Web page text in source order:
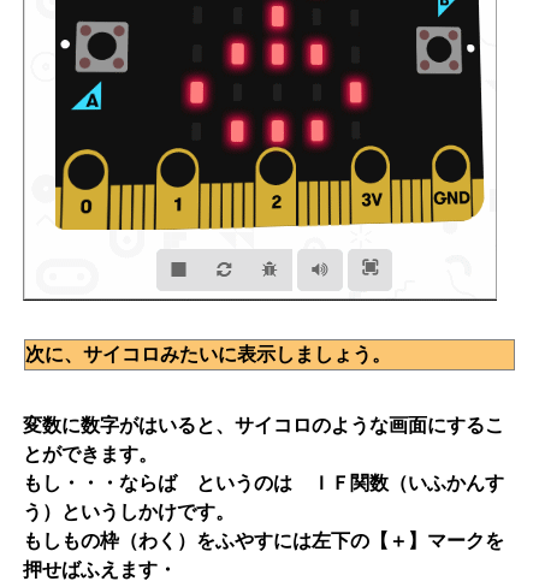
次に、サイコロみたいに表示しましょう。
変数に数字がはいると、サイコロのような画面にするこ
とができます。
もし・・・ならば というのは ＩＦ関数（いふかんす
う）というしかけです。
もしもの枠（わく）をふやすには左下の【＋】マークを
押せばふえます・